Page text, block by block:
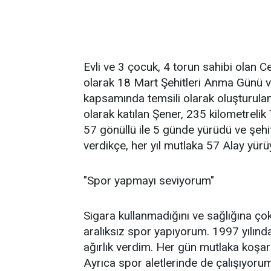
Evli ve 3 çocuk, 4 torun sahibi olan
olarak 18 Mart Şehitleri Anma Günü
kapsamında temsili olarak
olarak katılan Şener, 235
57 gönüllü ile 5 günde yürüdü ve
verdikçe, her yıl mutlaka 57 Alay
"Spor yapmayı seviyorum"
Sigara kullanmadığını ve sağlığına
aralıksız spor yapıyorum. 1997
ağırlık verdim. Her gün mutlaka
Ayrıca spor aletlerinde de